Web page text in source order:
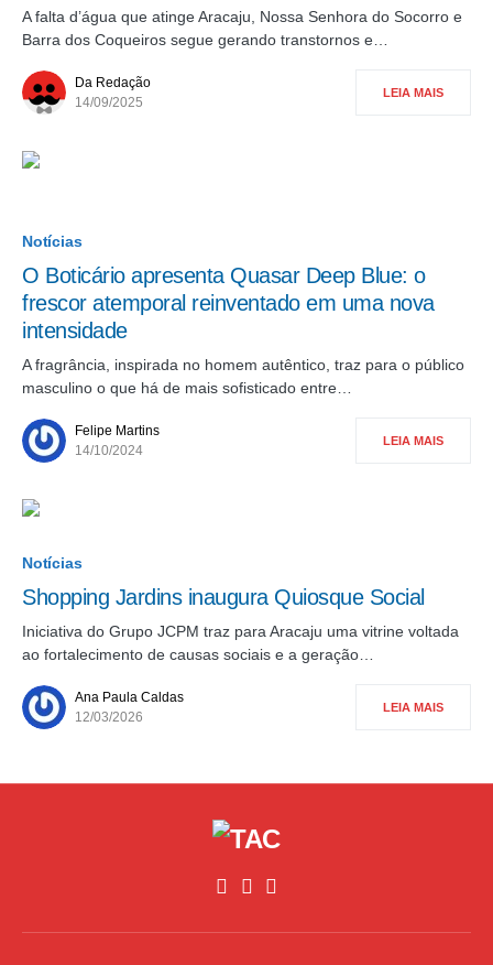
A falta d’água que atinge Aracaju, Nossa Senhora do Socorro e
Barra dos Coqueiros segue gerando transtornos e…
Da Redação
14/09/2025
LEIA MAIS
Notícias
O Boticário apresenta Quasar Deep Blue: o
frescor atemporal reinventado em uma nova
intensidade
A fragrância, inspirada no homem autêntico, traz para o público
masculino o que há de mais sofisticado entre…
Felipe Martins
14/10/2024
LEIA MAIS
Notícias
Shopping Jardins inaugura Quiosque Social
Iniciativa do Grupo JCPM traz para Aracaju uma vitrine voltada
ao fortalecimento de causas sociais e a geração…
Ana Paula Caldas
12/03/2026
LEIA MAIS